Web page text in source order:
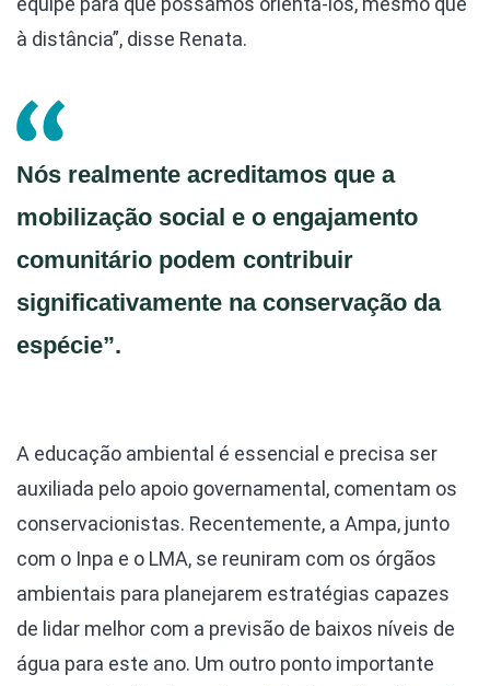
à distância”, disse Renata.
Nós realmente acreditamos que a
mobilização social e o engajamento
comunitário podem contribuir
significativamente na conservação da
espécie”.
A educação ambiental é essencial e precisa ser
auxiliada pelo apoio governamental, comentam os
conservacionistas. Recentemente, a Ampa, junto
com o Inpa e o LMA, se reuniram com os órgãos
ambientais para planejarem estratégias capazes
de lidar melhor com a previsão de baixos níveis de
água para este ano. Um outro ponto importante